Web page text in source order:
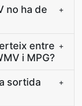
no ha de
+
entre
i MPG?
+
sortida
+